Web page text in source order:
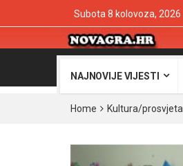
Subota 8 kolovoza, 2026
NAJNOVIJE VIJESTI
Home Kultura/prosvjeta